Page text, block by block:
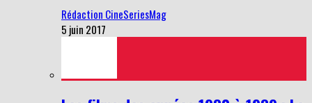
Rédaction CineSeriesMag
5 juin 2017